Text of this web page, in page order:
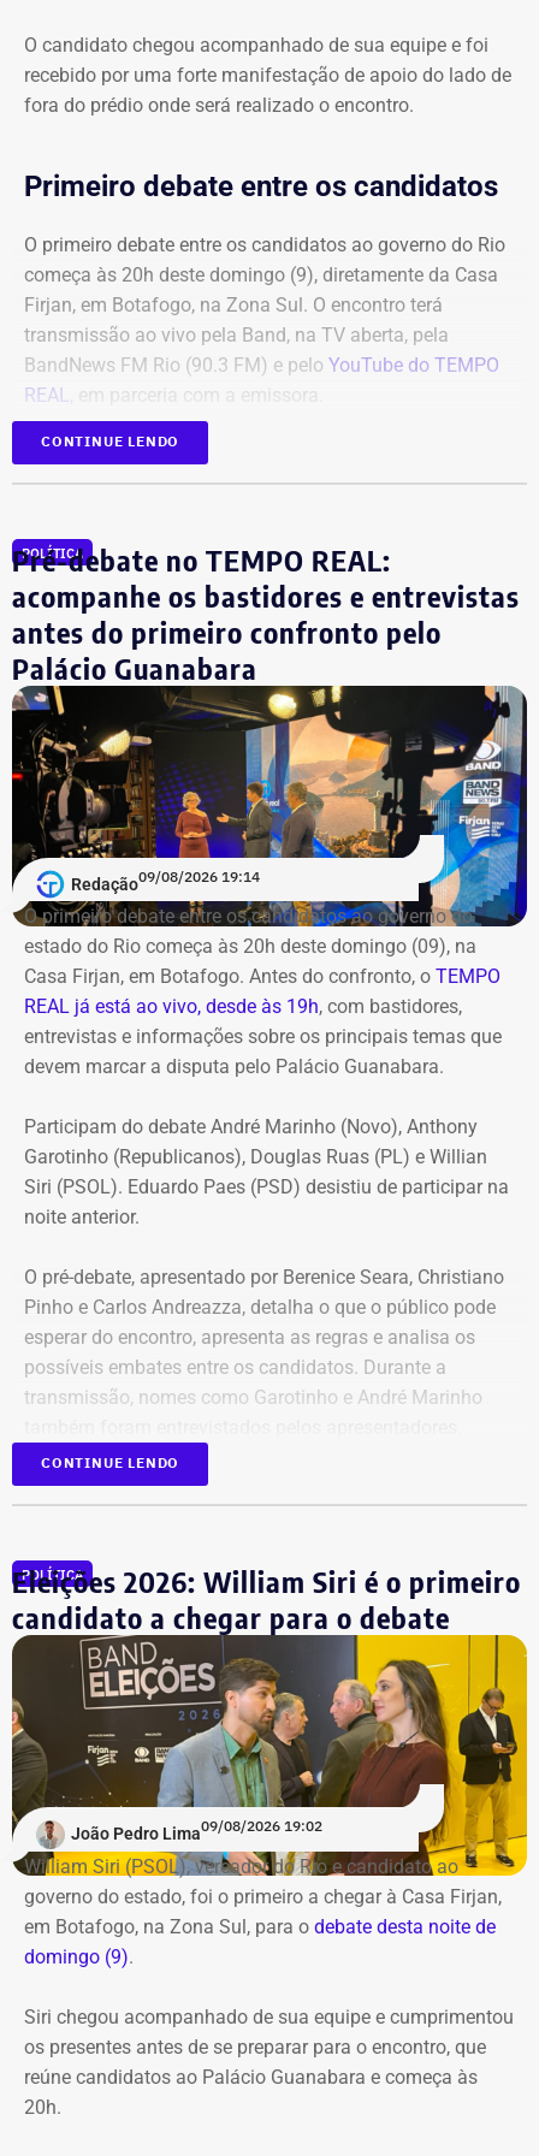
O candidato chegou acompanhado de sua equipe e foi
recebido por uma forte manifestação de apoio do lado de
fora do prédio onde será realizado o encontro.
Primeiro debate entre os candidatos
O primeiro debate entre os candidatos ao governo do Rio
começa às 20h deste domingo (9), diretamente da Casa
Firjan, em Botafogo, na Zona Sul. O encontro terá
transmissão ao vivo pela Band, na TV aberta, pela
BandNews FM Rio (90.3 FM) e pelo YouTube do TEMPO
REAL
, em parceria com a emissora.
Garotinho (Republicanos), Douglas Ruas (PL) e Willian
na noite anterior que não iria comparecer.
O público também poderá acompanhar a cobertura
especial do TEMPO REAL pelo Instagram do portal, com
transmissão e atualizações nos Stories. Estamos ao vivo
com o pré-debate desde às 19h.Acompanhe pelo link.
CONTINUE LENDO
POLÍTICA
Pré-debate no TEMPO REAL:
acompanhe os bastidores e entrevistas
antes do primeiro confronto pelo
Palácio Guanabara
Redação09/08/2026 19:14
O primeiro debate entre os candidatos ao governo do
estado do Rio começa às 20h deste domingo (09), na
Casa Firjan, em Botafogo. Antes do confronto, o TEMPO
REAL já está ao vivo, desde às 19h, com bastidores,
entrevistas e informações sobre os principais temas que
devem marcar a disputa pelo Palácio Guanabara.
Participam do debate André Marinho (Novo), Anthony
Garotinho (Republicanos), Douglas Ruas (PL) e Willian
Siri (PSOL). Eduardo Paes (PSD) desistiu de participar na
noite anterior.
O pré-debate, apresentado por Berenice Seara, Christiano
Pinho e Carlos Andreazza, detalha o que o público pode
esperar do encontro, apresenta as regras e analisa os
possíveis embates entre os candidatos. Durante a
transmissão, nomes como Garotinho e André Marinho
Acompanhe a cobertura especial pelo YouTube e
CONTINUE LENDO
POLÍTICA
Eleições 2026: William Siri é o primeiro
candidato a chegar para o debate
João Pedro Lima09/08/2026 19:02
William Siri (PSOL), vereador do Rio e candidato ao
governo do estado, foi o primeiro a chegar à Casa Firjan,
em Botafogo, na Zona Sul, para o debate desta noite de
domingo (9).
Siri chegou acompanhado de sua equipe e cumprimentou
os presentes antes de se preparar para o encontro, que
reúne candidatos ao Palácio Guanabara e começa às
20h.